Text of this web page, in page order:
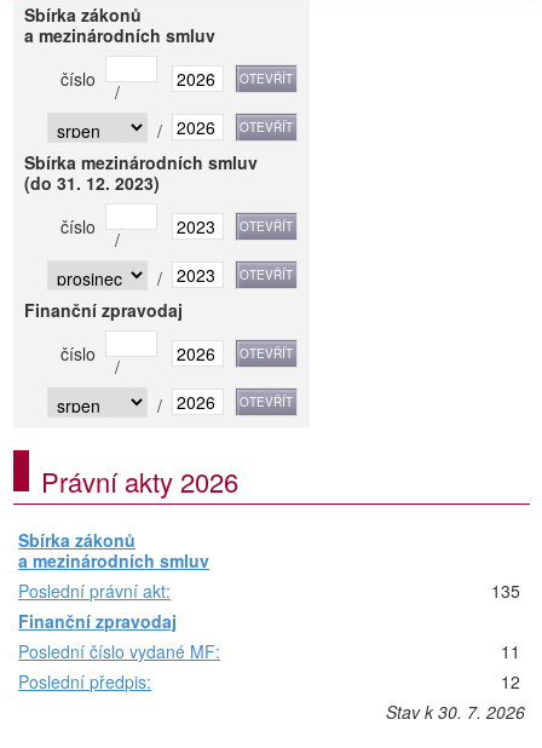
Sbírka zákonů
a mezinárodních smluv
číslo
/
/
Sbírka mezinárodních smluv
(do 31. 12. 2023)
číslo
/
/
Finanční zpravodaj
číslo
/
/
Právní akty 2026
Sbírka zákonů
a mezinárodních smluv
Poslední právní akt:
135
Finanční zpravodaj
Poslední číslo vydané MF:
11
Poslední předpis:
12
Stav k 30. 7. 2026